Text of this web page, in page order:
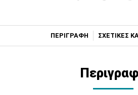
ΠΕΡΙΓΡΑΦΗ ΣΧΕΤΙΚΕΣ